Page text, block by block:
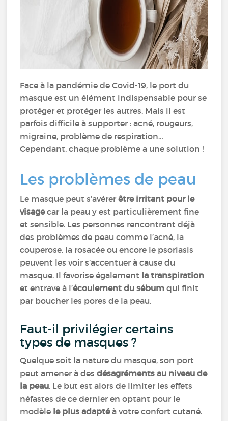
Face à la pandémie de Covid-19, le port du
masque est un élément indispensable pour se
protéger et protéger les autres. Mais il est
parfois difficile à supporter : acné, rougeurs,
migraine, problème de respiration…
Cependant, chaque problème a une solution !
Les problèmes de peau
Le masque peut s’avérerêtre irritant pour le
visagecar la peau y est particulièrement fine
et sensible. Les personnes rencontrant déjà
des problèmes de peau comme l’acné, la
couperose, la rosacée ou encore le psoriasis
peuvent les voir s’accentuer à cause du
masque. Il favorise également la transpiration
et entrave à l’écoulement du sébum qui finit
par boucher les pores de la peau.
Faut-il privilégier certains
types de masques ?
Quelque soit la nature du masque, son port
peut amener à desdésagréments au niveau de
la peau. Le but est alors de limiter les effets
néfastes de ce dernier en optant pour le
modèle le plus adaptéà votre confort cutané.